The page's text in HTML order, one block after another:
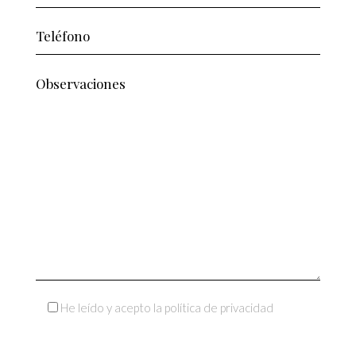
He leído y acepto la política de privacidad